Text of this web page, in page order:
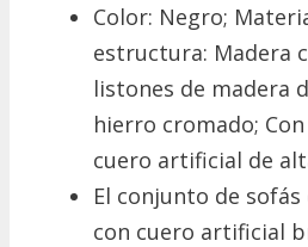
Color: Negro;
estructura: Madera
listones de madera
hierro cromado;
cuero artificial de
El conjunto de
con cuero artificial